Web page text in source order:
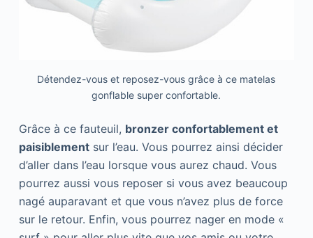
Détendez-vous et reposez-vous grâce à ce matelas
gonflable super confortable.
Grâce à ce fauteuil, bronzer confortablement et
paisiblementsur l’eau. Vous pourrez ainsi décider
d’aller dans l’eau lorsque vous aurez chaud. Vous
pourrez aussi vous reposer si vous avez beaucoup
nagé auparavant et que vous n’avez plus de force
sur le retour. Enfin, vous pourrez nager en mode «